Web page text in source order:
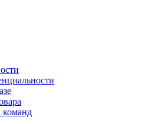
команд